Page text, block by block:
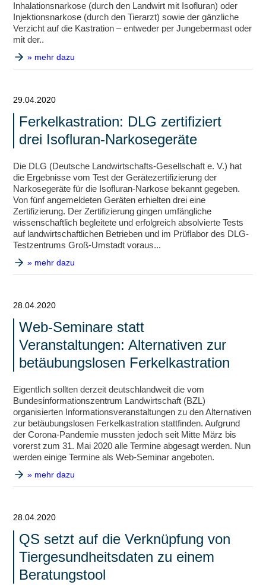
Inhalationsnarkose (durch den Landwirt mit Isofluran) oder
Injektionsnarkose (durch den Tierarzt) sowie der gänzliche
Verzicht auf die Kastration – entweder per Jungebermast oder
mit der..
» mehr dazu
29.04.2020
Ferkelkastration: DLG zertifiziert
drei Isofluran-Narkosegeräte
Die DLG (Deutsche Landwirtschafts-Gesellschaft e. V.) hat
die Ergebnisse vom Test der Gerätezertifizierung der
Narkosegeräte für die Isofluran-Narkose bekannt gegeben.
Von fünf angemeldeten Geräten erhielten drei eine
Zertifizierung. Der Zertifizierung gingen umfängliche
wissenschaftlich begleitete und erfolgreich absolvierte Tests
auf landwirtschaftlichen Betrieben und im Prüflabor des DLG-
Testzentrums Groß-Umstadt voraus...
» mehr dazu
28.04.2020
Web-Seminare statt
Veranstaltungen: Alternativen zur
betäubungslosen Ferkelkastration
Eigentlich sollten derzeit deutschlandweit die vom
Bundesinformationszentrum Landwirtschaft (BZL)
organisierten Informationsveranstaltungen zu den Alternativen
zur betäubungslosen Ferkelkastration stattfinden. Aufgrund
der Corona-Pandemie mussten jedoch seit Mitte März bis
vorerst zum 31. Mai 2020 alle Termine abgesagt werden. Nun
werden einige Termine als Web-Seminar angeboten.
» mehr dazu
28.04.2020
QS setzt auf die Verknüpfung von
Tiergesundheitsdaten zu einem
Beratungstool